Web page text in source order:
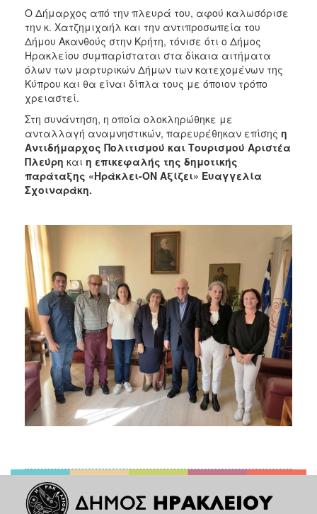
Ο Δήμαρχος από την πλευρά του, αφού καλωσόρισε
την κ. Χατζημιχαήλ και την αντιπροσωπεία του
Δήμου Ακανθούς στην Κρήτη, τόνισε ότι ο Δήμος
Ηρακλείου συμπαρίσταται στα δίκαια αιτήματα
όλων των μαρτυρικών Δήμων των κατεχομένων της
Κύπρου και θα είναι δίπλα τους με όποιον τρόπο
χρειαστεί.
Στη συνάντηση, η οποία ολοκληρώθηκε με
ανταλλαγή αναμνηστικών, παρευρέθηκαν επίσης η
Αντιδήμαρχος Πολιτισμού και Τουρισμού Αριστέα
Πλεύρη και η επικεφαλής της δημοτικής
παράταξης «Ηράκλει-ΟΝ Αξίζει» Ευαγγελία
Σχοιναράκη.